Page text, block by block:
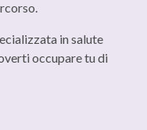
in salute
occupare tu di